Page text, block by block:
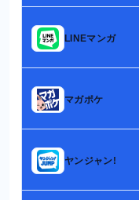
LINEマンガ
マガポケ
ヤンジャン!